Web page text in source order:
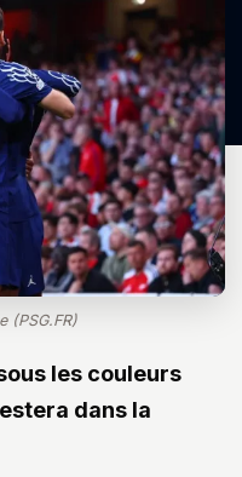
(PSG.FR)
les couleurs
dans la